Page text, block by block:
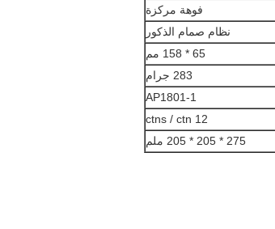
فوهة مركزة
نظام صمام الذكور
65 * 158 مم
283 جرام
AP1801-1
12 ctns / ctn
275 * 205 * 205 ملم